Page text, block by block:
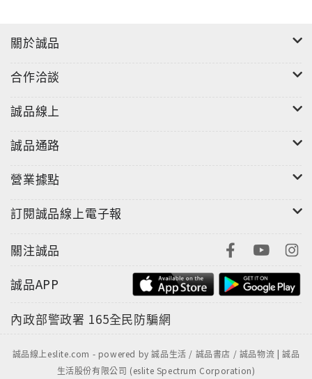
關於誠品
合作洽談
誠品線上
誠品通路
營業據點
訂閱誠品線上電子報
關注誠品
誠品APP
內政部警政署 165全民防騙網
誠品線上eslite.com - powered by 誠品生活 / 誠品書店 / 誠品物流 | 誠品
生活股份有限公司 (eslite Spectrum Corporation)